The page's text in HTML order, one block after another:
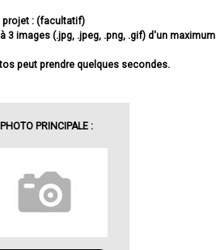
projet : (facultatif)
3 images (.jpg, .jpeg, .png, .gif) d'un maximum
peut prendre quelques secondes.
PHOTO PRINCIPALE :